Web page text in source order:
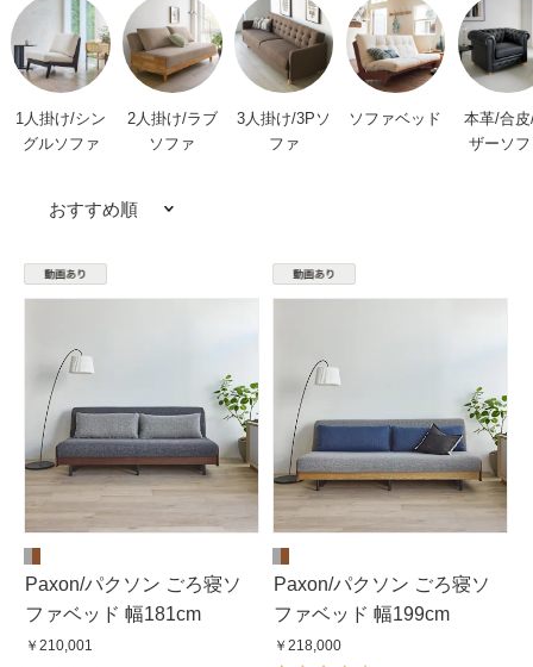
1人掛け/シン
グルソファ
2人掛け/ラブ
ソファ
3人掛け/3Pソ
ファ
ソファベッド
本革/合
ザーソ
おすすめ順
Paxon/パクソン ごろ寝ソ
ファベッド 幅181cm
￥210,001
Paxon/パクソン ごろ寝ソ
ファベッド 幅199cm
￥218,000